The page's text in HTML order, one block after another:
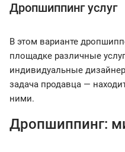
Дропшиппинг услуг
В этом варианте
площадке различные
индивидуальные
задача продавца —
ними.
Дропшиппинг: